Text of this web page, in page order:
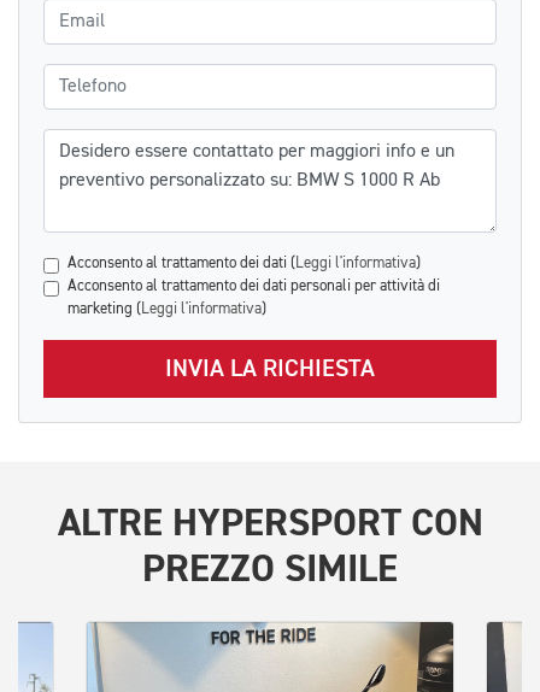
Email
Telefono
Messaggio
Acconsento al trattamento dei dati ( Leggi l'informativa)
Acconsento al trattamento dei dati personali per attività di
marketing ( Leggi l'informativa)
INVIA LA RICHIESTA
ALTRE HYPERSPORTCON
PREZZO SIMILE